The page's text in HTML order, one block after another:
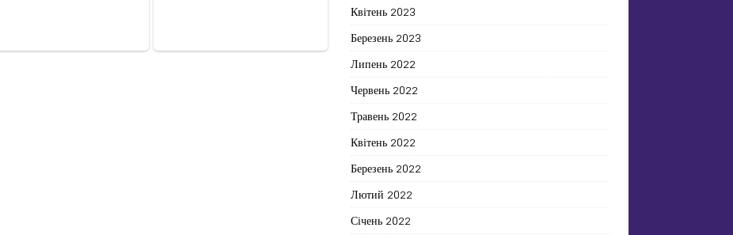
Квітень 2023
Березень 2023
Липень 2022
Червень 2022
Травень 2022
Квітень 2022
Березень 2022
Лютий 2022
Січень 2022